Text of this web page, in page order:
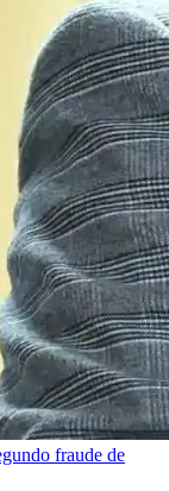
fraude de